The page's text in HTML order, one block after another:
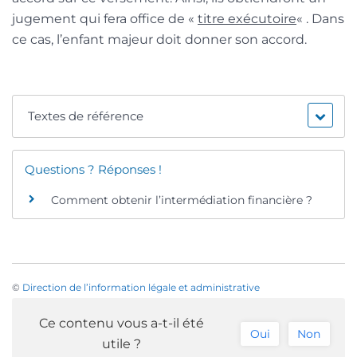
jugement qui fera office de « titre exécutoire« . Dans
ce cas, l’enfant majeur doit donner son accord.
Textes de référence
Questions ? Réponses !
Comment obtenir l’intermédiation financière ?
© Direction de l’information légale et administrative
Ce contenu vous a-t-il été
utile ?
Oui Non